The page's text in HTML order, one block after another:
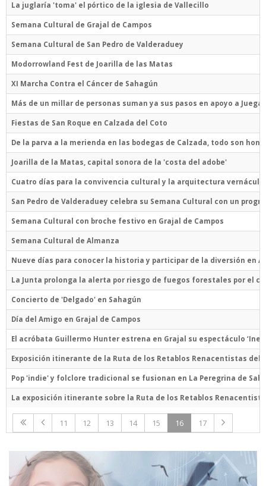
La juglaría 'toma' el pórtico de la iglesia de Vallecillo
Semana Cultural de Grajal de Campos
Semana Cultural de San Pedro de Valderaduey
Modorrowland Fest de Joarilla de las Matas
XI Marcha Contra el Cáncer de Sahagún
Más de un millar de personas suman ya sus pasos en apoyo a
Fiestas de San Roque en Calzada del Coto
De la parva a la merienda en las bodegas de Calzada, todo son
Joarilla de la Matas, capital sonora de la 'costa del adobe'
Cuatro días para la convivencia cultural y la arquitectura vernácula
San Pedro de Valderaduey celebra su Semana Cultural con un
Semana Cultural con broche festivo en Grajal de Campos
Semana Cultural de Almanza
Nueve días para conocer la historia y participar de la diversión en
La Junta prolonga la alerta por riesgo de fuegos forestales por el
Concierto de 'Delgado' en Sahagún
Día del Amigo en Grajal de Campos
El acróbata Guillermo Hunter estrena en Grajal su espectáculo
Exposición itinerante de la Ruta de los Retablos Renacentistas del
Pop 'indie' y folclore tradicional se fusionan en La Peregrina de
La exposición itinerante sobre la Ruta de los Retablos
11 12 13 14 15 16 17